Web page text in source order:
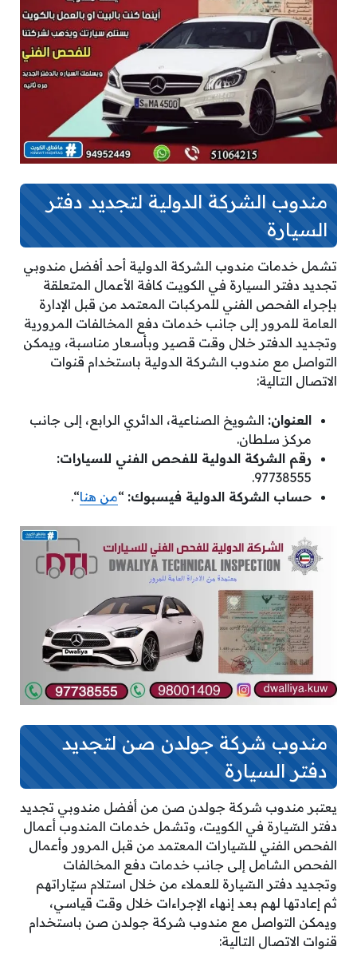
مندوب الشركة الدولية لتجديد دفتر
السيارة
تشمل خدمات مندوب الشركة الدولية أحد أفضل مندوبي
تجديد دفتر السيارة في الكويت كافة الأعمال المتعلقة
بإجراء الفحص الفني للمركبات المعتمد من قبل الإدارة
العامة للمرور إلى جانب خدمات دفع المخالفات المرورية
وتجديد الدفتر خلال وقت قصير وبأسعار مناسبة، ويمكن
التواصل مع مندوب الشركة الدولية باستخدام قنوات
الاتصال التالية:
العنوان: الشويخ الصناعية، الدائري الرابع، إلى جانب
مركز سلطان.
رقم الشركة الدولية للفحص الفني للسيارات:
97738555.
حساب الشركة الدولية فيسبوك: “من هنا“.
مندوب شركة جولدن صن لتجديد
دفتر السيارة
يعتبر مندوب شركة جولدن صن من أفضل مندوبي تجديد
دفتر السّيارة في الكويت، وتشمل خدمات المندوب أعمال
الفحص الفني للسّيارات المعتمد من قبل المرور وأعمال
الفحص الشامل إلى جانب خدمات دفع المخالفات
وتجديد دفتر السّيارة للعملاء من خلال استلام سيّاراتهم
ثم إعادتها لهم بعد إنهاء الإجراءات خلال وقت قياسي،
ويمكن التواصل مع مندوب شركة جولدن صن باستخدام
قنوات الاتصال التالية: